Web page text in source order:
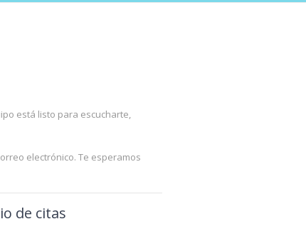
está listo para escucharte,
electrónico. Te esperamos
de citas